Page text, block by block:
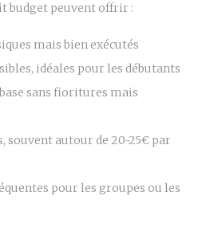
budget peuvent offrir :
mais bien exécutés
idéales pour les débutants
sans fioritures mais
souvent autour de 20-25€ par
pour les groupes ou les